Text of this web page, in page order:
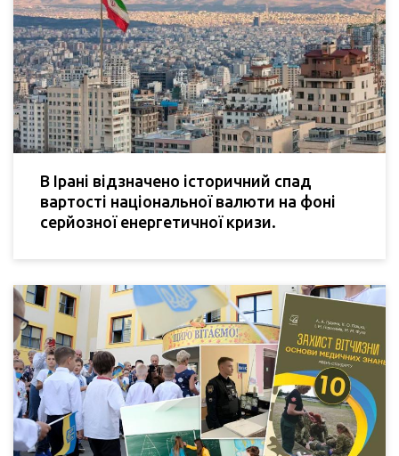
В Ірані відзначено історичний спад
вартості національної валюти на фоні
серйозної енергетичної кризи.